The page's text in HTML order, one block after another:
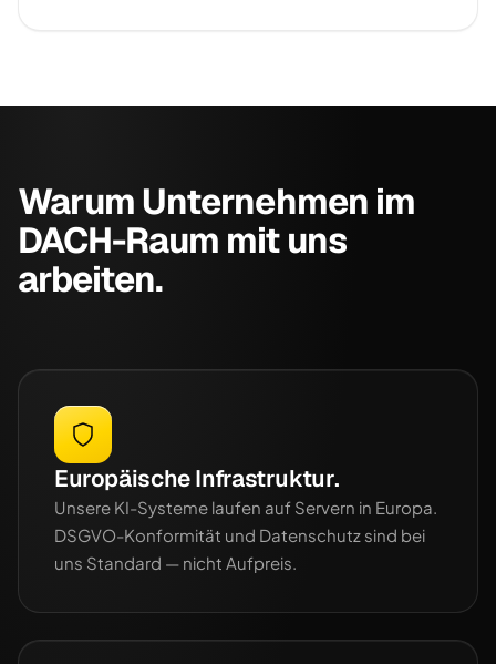
Warum Unternehmen im
DACH-Raum mit uns
arbeiten.
Europäische Infrastruktur.
Unsere KI-Systeme laufen auf Servern in Europa.
DSGVO-Konformität und Datenschutz sind bei
uns Standard — nicht Aufpreis.